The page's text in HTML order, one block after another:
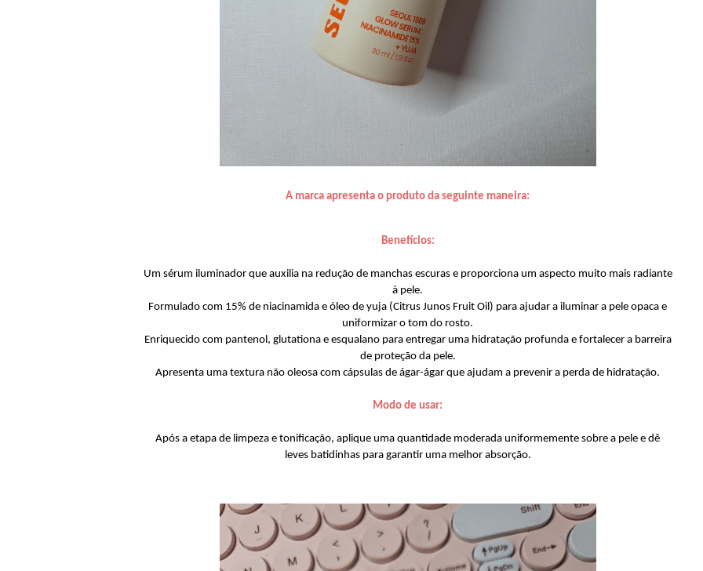
A marca apresenta o produto da seguinte maneira:
Benefícios:
Um sérum iluminador que auxilia na redução de manchas escuras e proporciona um aspecto muito mais radiante
à pele.
Formulado com 15% de niacinamida e óleo de yuja (Citrus Junos Fruit Oil) para ajudar a iluminar a pele opaca e
uniformizar o tom do rosto.
Enriquecido com pantenol, glutationa e esqualano para entregar uma hidratação profunda e fortalecer a barreira
de proteção da pele.
Apresenta uma textura não oleosa com cápsulas de ágar-ágar que ajudam a prevenir a perda de hidratação.
Modo de usar:
Após a etapa de limpeza e tonificação, aplique uma quantidade moderada uniformemente sobre a pele e dê
leves batidinhas para garantir uma melhor absorção.